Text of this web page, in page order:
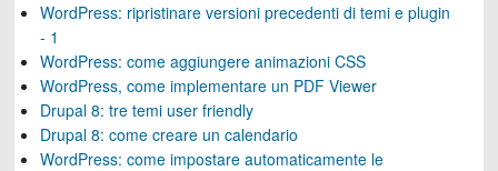
WordPress: ripristinare versioni precedenti di temi e plugin
- 1
WordPress: come aggiungere animazioni CSS
WordPress, come implementare un PDF Viewer
Drupal 8: tre temi user friendly
Drupal 8: come creare un calendario
WordPress: come impostare automaticamente le